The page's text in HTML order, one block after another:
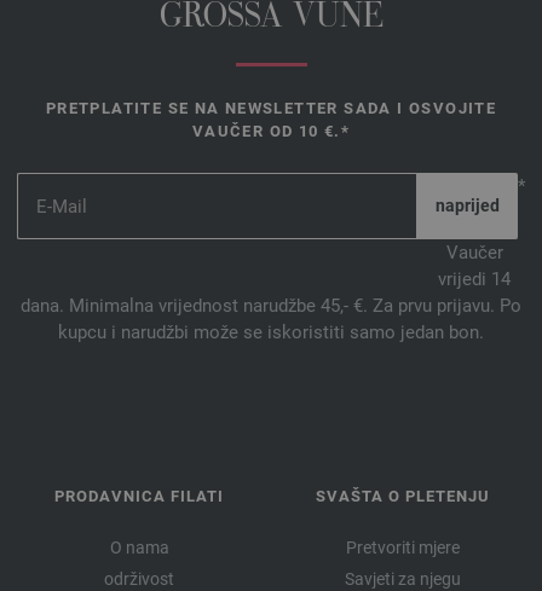
GROSSA VUNE
PRETPLATITE SE NA NEWSLETTER SADA I OSVOJITE
VAUČER OD 10 €.*
*
Vaučer
vrijedi 14
dana. Minimalna vrijednost narudžbe 45,- €. Za prvu prijavu. Po
kupcu i narudžbi može se iskoristiti samo jedan bon.
PRODAVNICA FILATI
O nama
održivost
SVAŠTA O PLETENJU
Pretvoriti mjere
Savjeti za njegu